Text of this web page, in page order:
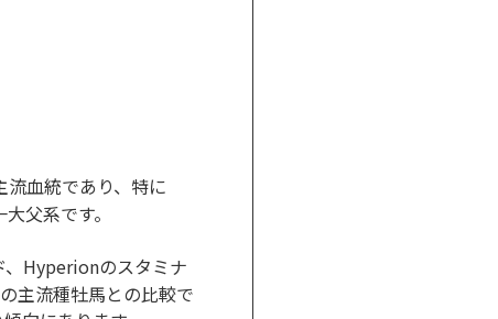
血統であり、特に
父系です。
Hyperionのスタミナ
主流種牡馬との比較で